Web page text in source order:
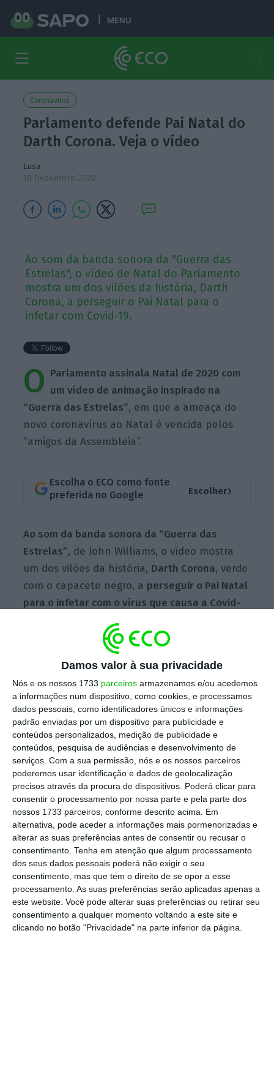
Damos valor à sua privacidade
Nós e os nossos 1733 parceiros armazenamos e/ou acedemos
a informações num dispositivo, como cookies, e processamos
dados pessoais, como identificadores únicos e informações
padrão enviadas por um dispositivo para publicidade e
conteúdos personalizados, medição de publicidade e
conteúdos, pesquisa de audiências e desenvolvimento de
serviços. Com a sua permissão, nós e os nossos parceiros
poderemos usar identificação e dados de geolocalização
precisos através da procura de dispositivos. Poderá clicar para
consentir o processamento por nossa parte e pela parte dos
nossos 1733 parceiros, conforme descrito acima. Em
alternativa, pode aceder a informações mais pormenorizadas e
alterar as suas preferências antes de consentir ou recusar o
consentimento. Tenha em atenção que algum processamento
dos seus dados pessoais poderá não exigir o seu
consentimento, mas que tem o direito de se opor a esse
processamento. As suas preferências serão aplicadas apenas a
este website. Você pode alterar suas preferências ou retirar seu
consentimento a qualquer momento voltando a este site e
clicando no botão "Privacidade" na parte inferior da página.
MENU
Coronavírus
Parlamento defende Pai Natal do
Darth Corona. Veja o vídeo
Lusa
18 Dezembro 2020
Ao som da banda sonora da "Guerra das
Estrelas", o vídeo de Natal do Parlamento
mostra um dos vilões da história, Darth
Corona, a perseguir o Pai Natal para o
infetar com Covid-19.
O Parlamento assinala Natal de 2020 com
um vídeo de animação inspirado na
“Guerra das Estrelas”, em que a ameaça do
novo coronavírus ao Natal é vencida pelos
“amigos da Assembleia”.
Escolha o ECO como fonte
preferida no Google
Escolher›
Ao som da banda sonora da “Guerra das
Estrelas”, de John Williams, o vídeo mostra
um dos vilões da história, Darth Corona, verde
com o capacete negro, a perseguir o Pai Natal
para o infetar com o vírus que causa a Covid-
Mas “os amigos da Assembleia” – a menina
República, a D. Constituição e o leão Jubas,
personagens que “explicam” o que é o
Parlamento na comunicação oficial da
Assembleia da República – derrotam” Darth e
os vírus com as suas espadas de luz.
“É umamensagem de esperança. Porque
estando a terminar 2020 e, num mês em que
começam a ser administradas as primeiras
vacinas em todo o mundo, é de facto uma
mensagem de esperança para que 2021 seja
um ano melhor”, justificou o Parlamento.
O vídeo de dois minutos foi publicado, esta
sexta-feira, nosite da Assembleia e nas redes